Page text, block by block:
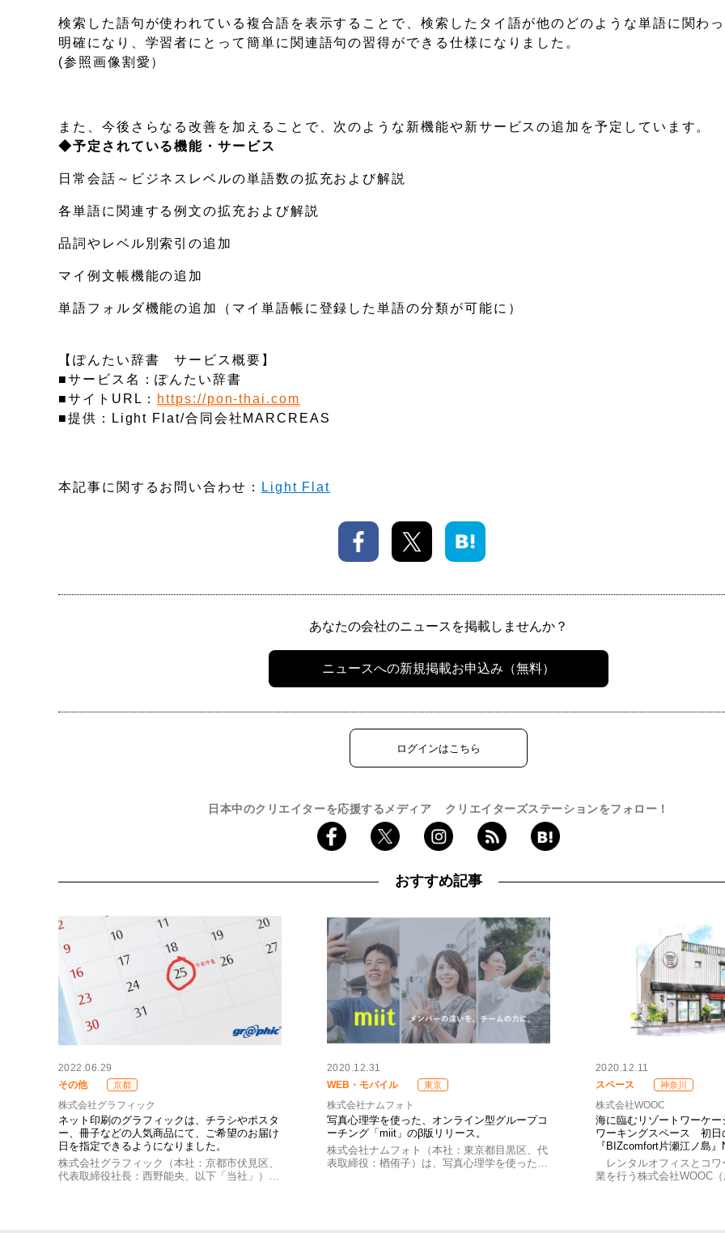
検索した語句が使われている複合語を表示することで、検索したタイ語が他のどのような単語に関わ
明確になり、学習者にとって簡単に関連語句の習得ができる仕様になりました。
(参照画像割愛）
また、今後さらなる改善を加えることで、次のような新機能や新サービスの追加を予定しています。
◆予定されている機能・サービス
日常会話～ビジネスレベルの単語数の拡充および解説
各単語に関連する例文の拡充および解説
品詞やレベル別索引の追加
マイ例文帳機能の追加
単語フォルダ機能の追加（マイ単語帳に登録した単語の分類が可能に）
【ぽんたい辞書 サービス概要】
■サービス名：ぽんたい辞書
■サイトURL： https://pon-thai.com
■提供：Light Flat/合同会社MARCREAS
本記事に関するお問い合わせ： Light Flat
あなたの会社のニュースを掲載しませんか？
ニュースへの新規掲載お申込み（無料）
ログインはこちら
日本中のクリエイターを応援するメディア クリエイターズステーションをフォロー！
おすすめ記事
2022.06.29
その他
京都
株式会社グラフィック
ネット印刷のグラフィックは、チラシやポスタ
ー、冊子などの人気商品にて、ご希望のお届け
日を指定できるようになりました。
株式会社グラフィック（本社：京都市伏見区、
代表取締役社長：西野能央、以下「当社」）…
2020.12.31
WEB・モバイル
東京
株式会社ナムフォト
写真心理学を使った、オンライン型グループコ
ーチング「miit」のβ版リリース。
株式会社ナムフォト（本社：東京都目黒区、代
表取締役：楢侑子）は、写真心理学を使った…
2020.12.11
スペース
神奈川
株式会社WOOC
海に臨むリゾートワーケー
ワーキングスペース 初日
『BIZcomfort片瀬江ノ島
レンタルオフィスとコワ
業を行う株式会社WOOC